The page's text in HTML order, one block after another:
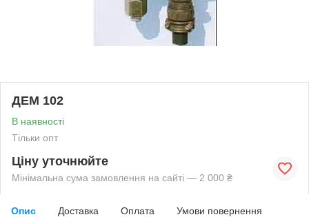
ДЕМ 102
В наявності
Тільки опт
Ціну уточнюйте
Мінімальна сума замовлення на сайті — 2 000 ₴
Опис Доставка Оплата Умови повернення